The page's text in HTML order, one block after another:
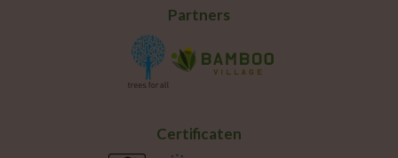
Partners
Certificaten